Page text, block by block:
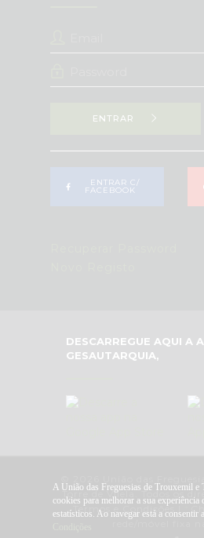
ENTRAR
ENTRAR C/
FACEBOOK
DESCARREGUE AQUI A
GESAUTARQUIA,
Torre de Vilela. Todos os
Termos e Condições
A União das Freguesias de Trouxemil e
cookies para melhorar a sua experiência
estatísticos. Ao navegar está a consentir